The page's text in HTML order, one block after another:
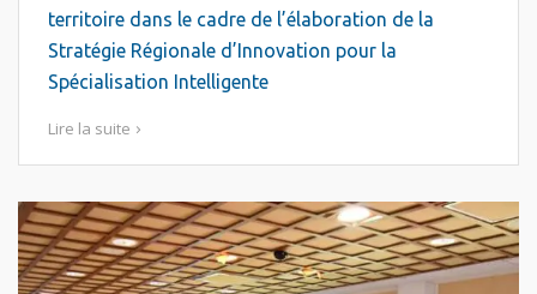
territoire dans le cadre de l’élaboration de la
Stratégie Régionale d’Innovation pour la
Spécialisation Intelligente
Lire la suite